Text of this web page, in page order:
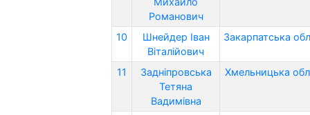
Романович
10
Шнейдер Іван
Віталійович
Закарпатська
11
Задніпровська
Тетяна
Вадимівна
Хмельницька